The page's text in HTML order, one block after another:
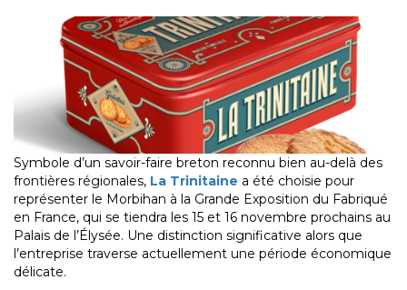
Symbole d’un savoir-faire breton reconnu bien au-delà des
frontières régionales, La Trinitaine a été choisie pour
représenter le Morbihan à la Grande Exposition du Fabriqué
en France, qui se tiendra les 15 et 16 novembre prochains au
Palais de l’Élysée. Une distinction significative alors que
l’entreprise traverse actuellement une période économique
délicate.